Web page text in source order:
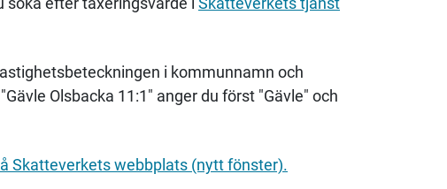
i kommunnamn och
Olsbacka 11:1" anger du först "Gävle" och
Skatteverkets webbplats (nytt fönster).